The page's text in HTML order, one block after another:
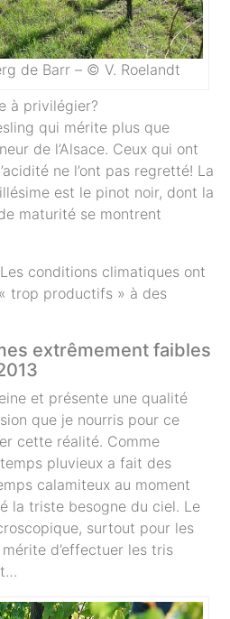
de Barr – © V. Roelandt
à privilégier?
qui mérite plus que
de l’Alsace. Ceux qui ont
ne l’ont pas regretté! La
est le pinot noir, dont la
maturité se montrent
conditions climatiques ont
trop productifs » à des
extrêmement faibles
et présente une qualité
que je nourris pour ce
cette réalité. Comme
pluvieux a fait des
calamiteux au moment
la triste besogne du ciel. Le
surtout pour les
d’effectuer les tris